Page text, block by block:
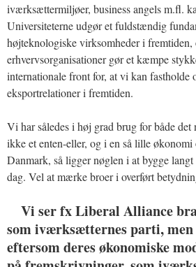
iværksættermiljøer, business angels m.fl.
Universiteterne udgør et fuldstændig
højteknologiske virksomheder i fremtiden,
erhvervsorganisationer gør et kæmpe
internationale front for, at vi kan fastholde
eksportrelationer i fremtiden.
Vi har således i høj grad brug for både det
ikke et enten-eller, og i en så lille
Danmark, så ligger nøglen i at bygge
dag. Vel at mærke broer i overført
Vi ser fx Liberal Alliance
som iværksætternes parti,
eftersom deres økonomiske